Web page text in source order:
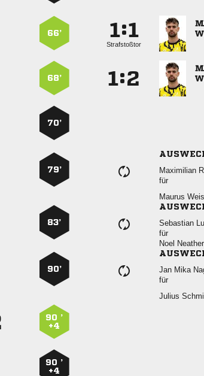
66’ :
Strafstoßtor
68’ :
70’
79’

für

83’

für

90’
 
für

90 ’
+4
90 ’
+4